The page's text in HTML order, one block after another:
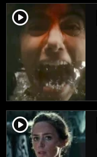
player2
player2